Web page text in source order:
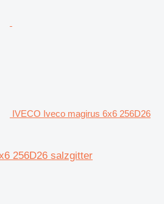
IVECO Iveco magirus 6x6 256D26
256D26 salzgitter